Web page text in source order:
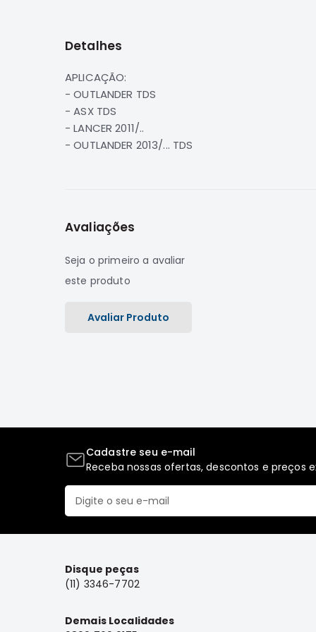
da
de
imagens
Detalhes
APLICAÇÃO:
- OUTLANDER TDS
- ASX TDS
- LANCER 2011/..
- OUTLANDER 2013/... TDS
Avaliações
Seja o primeiro a avaliar
este produto
Avaliar Produto
Cadastre seu e-mail
Receba nossas ofertas, descontos e preços
Disque peças
(11) 3346-7702
Demais Localidades